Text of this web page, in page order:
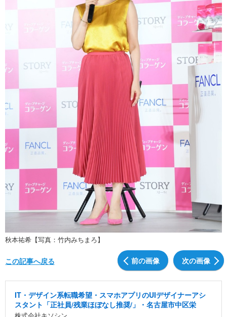
秋本祐希【写真：竹内みちまろ】
前の画像 次の画像
この記事へ戻る
IT・デザイン系転職希望・スマホアプリのUIデザイナーアシ
スタント「正社員/残業ほぼなし推奨/」・名古屋市中区栄